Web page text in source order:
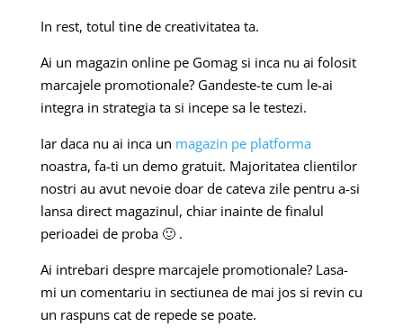
In rest, totul tine de creativitatea ta.
Ai un magazin online pe Gomag si inca nu ai folosit
marcajele promotionale? Gandeste-te cum le-ai
integra in strategia ta si incepe sa le testezi.
Iar daca nu ai inca un magazin pe platforma
noastra, fa-ti un demo gratuit. Majoritatea clientilor
nostri au avut nevoie doar de cateva zile pentru a-si
lansa direct magazinul, chiar inainte de finalul
perioadei de proba 🙂 .
Ai intrebari despre marcajele promotionale? Lasa-
mi un comentariu in sectiunea de mai jos si revin cu
un raspuns cat de repede se poate.